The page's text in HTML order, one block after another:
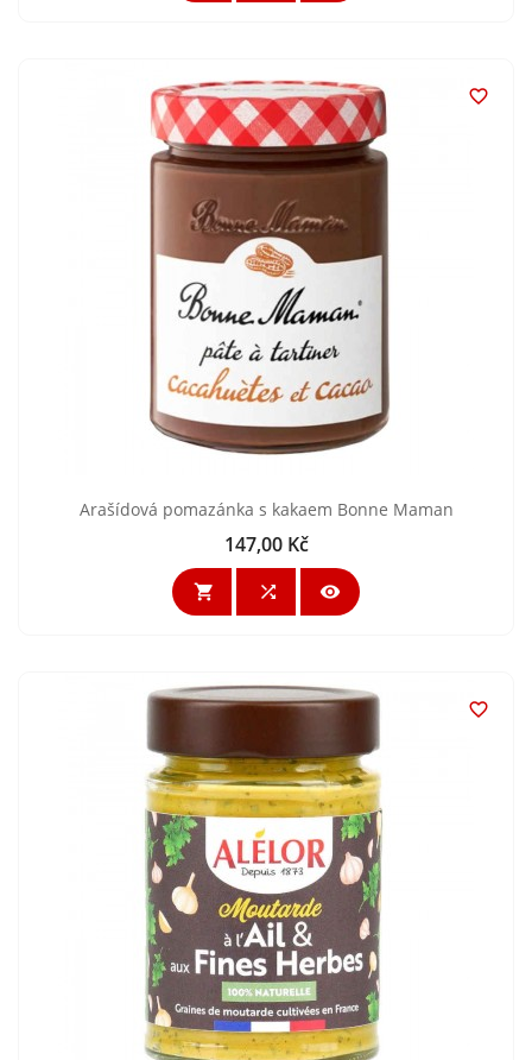

Arašídová pomazánka s kakaem Bonne Maman
Cena
147,00 Kč
  
